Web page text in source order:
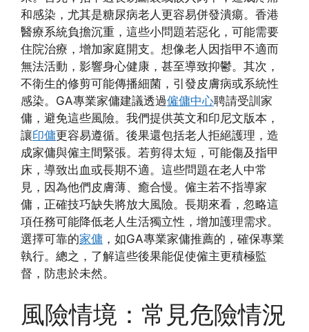
和感染，尤其是糖尿病老人更容易併發潰瘍。香港
醫療系統負擔沉重，這些小問題若惡化，可能需要
住院治療，增加家庭開支。想像老人因指甲不適而
無法活動，影響身心健康，甚至導致抑鬱。其次，
不衛生的修剪可能傳播細菌，引發皮膚病或系統性
感染。GA專業家傭建議透過僱傭中心聘請受訓家
傭，避免這些風險。我們提供英文和印尼文版本，
讓印傭更容易遵循。後果還包括老人拒絕護理，造
成家傭與僱主間緊張。若剪得太短，可能傷及指甲
床，導致出血或長期不適。這些問題在老人中常
見，因為他們皮膚薄、癒合慢。僱主若不指導家
傭，正確技巧缺失將放大風險。長期來看，忽略這
項任務可能降低老人生活獨立性，增加護理需求。
選擇可靠的家傭 ，如GA專業家傭推薦的，確保專業
執行。總之，了解這些後果能促使僱主更積極監
督，防患於未然。
風險情境：常見危險情況